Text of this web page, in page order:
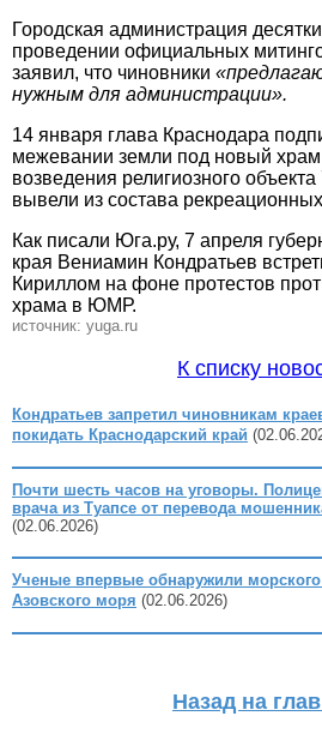
Городская администрация
проведении официальных
заявил, что чиновники
нужным для администрации».
14 января глава Краснодара
межевании земли под новый
возведения религиозного
вывели из состава
Как писали Юга.ру, 7 апреля
края Вениамин Кондратьев
Кириллом на фоне протестов
храма в ЮМР.
источник: yuga.ru
К списку
Кондратьев запретил чиновникам
покидать Краснодарский край
Почти шесть часов на уговоры.
врача из Туапсе от перевода
(02.06.2026)
Ученые впервые обнаружили морского
Азовского моря (02.06.2026)
Назад на